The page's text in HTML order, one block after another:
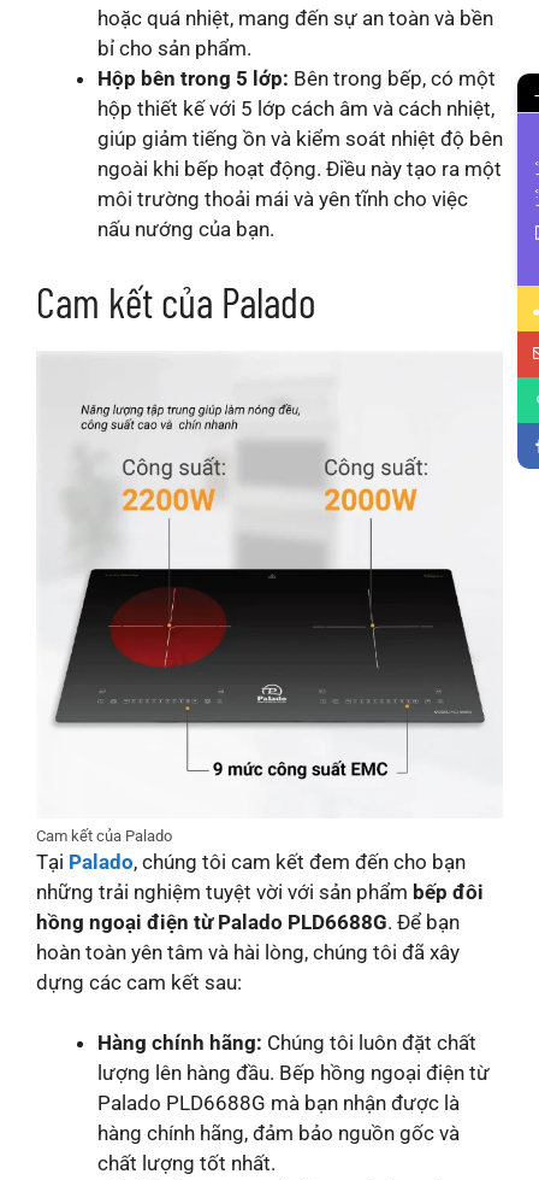
hoặc quá nhiệt, mang đến sự an toàn và bền
bỉ cho sản phẩm.
Hộp bên trong 5 lớp: Bên trong bếp, có một
hộp thiết kế với 5 lớp cách âm và cách nhiệt,
giúp giảm tiếng ồn và kiểm soát nhiệt độ bên
ngoài khi bếp hoạt động. Điều này tạo ra một
môi trường thoải mái và yên tĩnh cho việc
nấu nướng của bạn.
Cam kết của Palado
Cam kết của Palado
Tại Palado, chúng tôi cam kết đem đến cho bạn
những trải nghiệm tuyệt vời với sản phẩm bếp đôi
hồng ngoại điện từ Palado PLD6688G. Để bạn
hoàn toàn yên tâm và hài lòng, chúng tôi đã xây
dựng các cam kết sau:
Hàng chính hãng: Chúng tôi luôn đặt chất
lượng lên hàng đầu. Bếp hồng ngoại điện từ
Palado PLD6688G mà bạn nhận được là
hàng chính hãng, đảm bảo nguồn gốc và
chất lượng tốt nhất.